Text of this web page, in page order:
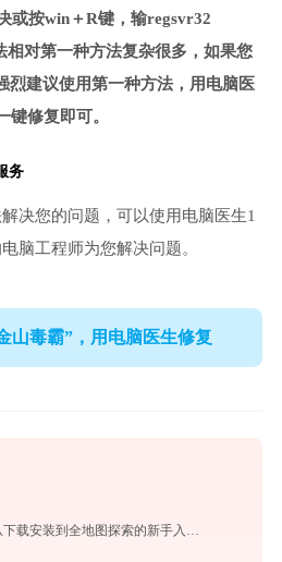
或按win＋R键，输regsvr32
相对第一种方法复杂很多，如果您
烈建议使用第一种方法，用电脑医
修复即可。
务
决您的问题，可以使用电脑医生1
脑工程师为您解决问题。
山毒霸”，用电脑医生修复
光遇PC版完全攻略：从下载安装到全地图探索的新手入门指南（2026最新）